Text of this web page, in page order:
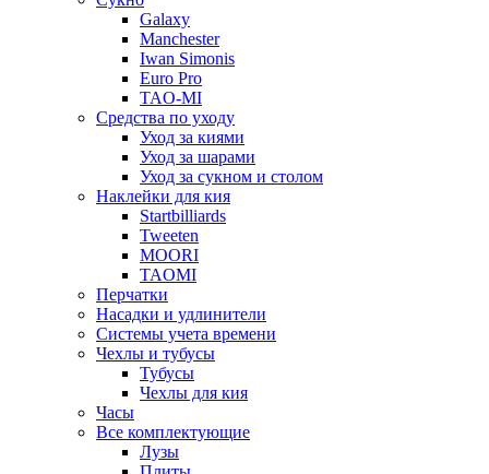
Galaxy
Manchester
Iwan Simonis
Euro Pro
TAO-MI
Средства по уходу
Уход за киями
Уход за шарами
Уход за сукном и столом
Наклейки для кия
Startbilliards
Tweeten
MOORI
TAOMI
Перчатки
Насадки и удлинители
Системы учета времени
Чехлы и тубусы
Тубусы
Чехлы для кия
Часы
Все комплектующие
Лузы